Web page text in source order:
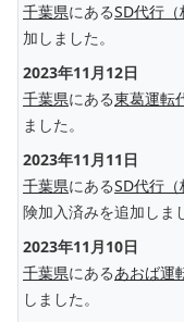
千葉県にあるSD代行（
加しました。
2023年11月12日
千葉県にある東葛運転
ました。
2023年11月11日
千葉県にあるSD代行（
険加入済みを追加しま
2023年11月10日
千葉県にあるあおば運
しました。